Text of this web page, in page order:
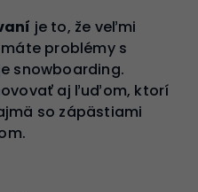
je to, že veľmi
problémy s
snowboarding.
aj ľuďom, ktorí
so zápästiami